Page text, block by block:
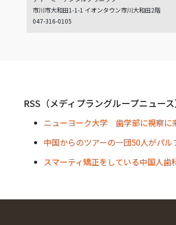
市川市大和田1-1-1 イオンタウン市川大和田2階
047-316-0105
RSS（メディプラングループニュース
ニューヨーク大学 歯学部に視察に
中国からのツアーの一団50人がパ
スマーティ矯正をしている中国人